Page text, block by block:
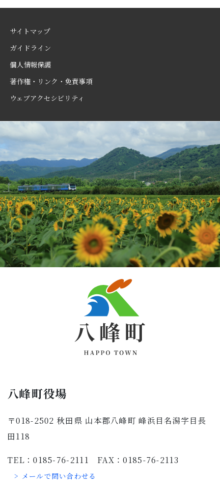
サイトマップ
ガイドライン
個人情報保護
著作権・リンク・免責事項
ウェブアクセシビリティ
八峰町役場
〒018-2502 秋田県 山本郡八峰町 峰浜目名潟字目長
田118
TEL：0185-76-2111 FAX：0185-76-2113
> メールで問い合わせる